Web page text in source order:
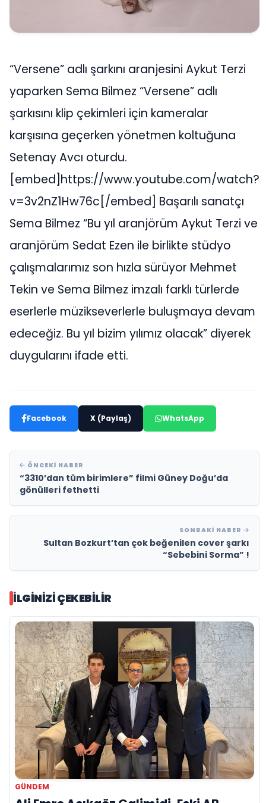
“Versene” adlı şarkını aranjesini Aykut Terzi
yaparken Sema Bilmez “Versene” adlı
şarkısını klip çekimleri için kameralar
karşısına geçerken yönetmen koltuğuna
Setenay Avcı oturdu.
[embed]https://www.youtube.com/watch?
v=3v2nZ1Hw76c[/embed] Başarılı sanatçı
Sema Bilmez “Bu yıl aranjörüm Aykut Terzi ve
aranjörüm Sedat Ezen ile birlikte stüdyo
çalışmalarımız son hızla sürüyor Mehmet
Tekin ve Sema Bilmez imzalı farklı türlerde
eserlerle müzikseverlerle buluşmaya devam
edeceğiz. Bu yıl bizim yılımız olacak” diyerek
duygularını ifade etti.
Facebook X (Paylaş) WhatsApp
ÖNCEKI HABER
“3310’dan tüm birimlere” filmi Güney Doğu’da
gönülleri fethetti
SONRAKI HABER
Sultan Bozkurt’tan çok beğenilen cover şarkı
“Sebebini Sorma” !
İLGINIZI ÇEKEBILIR
GÜNDEM